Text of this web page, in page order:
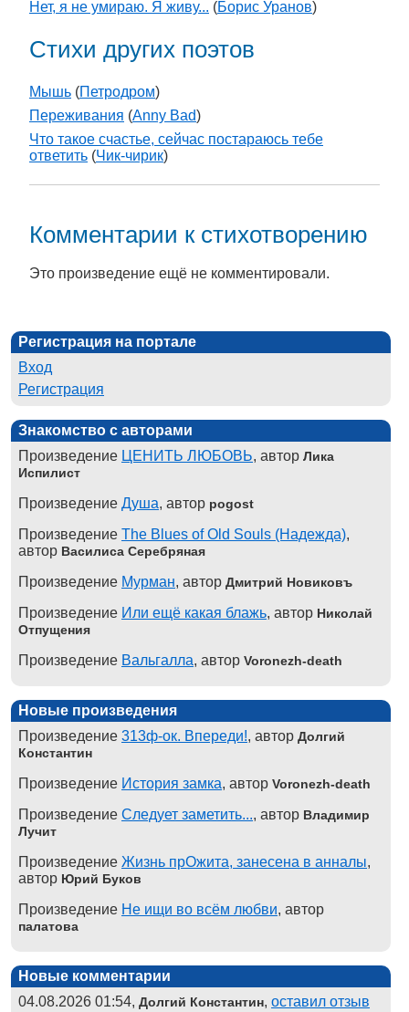
Нет, я не умираю. Я живу... (Борис Уранов)
Стихи других поэтов
Мышь (Петродром)
Переживания (Anny Bad)
Что такое счастье, сейчас постараюсь тебе
ответить (Чик-чирик)
Комментарии к стихотворению
Это произведение ещё не комментировали.
Регистрация на портале
Вход
Регистрация
Знакомство с авторами
Произведение ЦЕНИТЬ ЛЮБОВЬ, автор Лика
Испилист
Произведение Душа, автор pogost
Произведение The Blues of Old Souls (Надежда),
автор Василиса Серебряная
Произведение Мурман, автор Дмитрий Новиковъ
Произведение Или ещё какая блажь, автор Николай
Отпущения
Произведение Вальгалла, автор Voronezh-death
Новые произведения
Произведение 313ф-ок. Впереди!, автор Долгий
Константин
Произведение История замка, автор Voronezh-death
Произведение Следует заметить..., автор Владимир
Лучит
Произведение Жизнь прОжита, занесена в анналы,
автор Юрий Буков
Произведение Не ищи во всём любви, автор
палатова
Новые комментарии
04.08.2026 01:54, Долгий Константин, оставил отзыв